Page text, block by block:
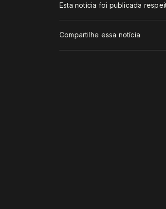
Esta notícia foi publicada
Compartilhe essa notícia